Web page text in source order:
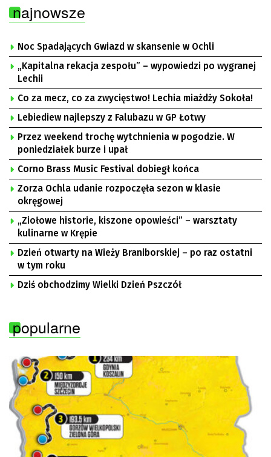
najnowsze
Noc Spadających Gwiazd w skansenie w Ochli
„Kapitalna rekacja zespołu” – wypowiedzi po wygranej
Lechii
Co za mecz, co za zwycięstwo! Lechia miażdży Sokoła!
Lebiediew najlepszy z Falubazu w GP Łotwy
Przez weekend trochę wytchnienia w pogodzie. W
poniedziałek burze i upał
Corno Brass Music Festival dobiegł końca
Zorza Ochla udanie rozpoczęła sezon w klasie
okręgowej
„Ziołowe historie, kiszone opowieści” – warsztaty
kulinarne w Krępie
Dzień otwarty na Wieży Braniborskiej – po raz ostatni
w tym roku
Dziś obchodzimy Wielki Dzień Pszczół
popularne